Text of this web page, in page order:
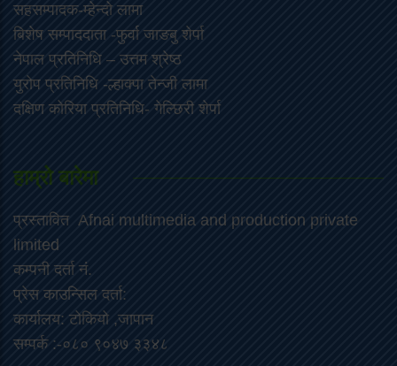
सहसम्पादक-म्हेन्दो लामा
‍बिशेष सम्पाददाता -फुर्वा जा‌ङबु शेर्पा
नेपाल प्रतिनिधि – उत्तम श्रेष्ठ
युरोप प्रतिनिधि -ल्हाक्पा तेन्जी लामा
दक्षिण कोरिया प्रतिनिधि- गेल्छिरी शेर्पा
हाम्रो बारेमा
प्रस्तावित Afnai multimedia and production private
limited
कम्पनी दर्ता नं.
प्रेस काउन्सिल दर्ता:
कार्यालय: टोकियो ,जापान
सम्पर्क :-०८० ९०४७ ३३४८